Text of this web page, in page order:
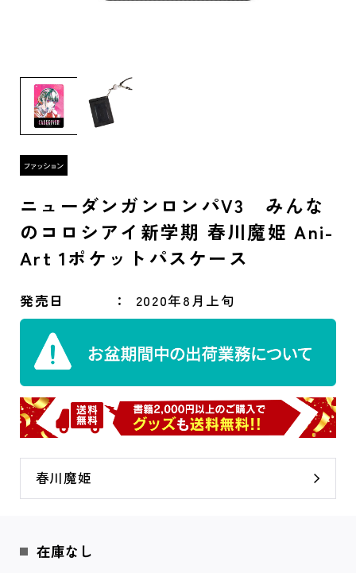
ニューダンガンロンパV3 みんな
のコロシアイ新学期 春川魔姫 Ani-
Art 1ポケットパスケース
発売日 2020年8月上旬
春川魔姫
在庫なし